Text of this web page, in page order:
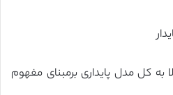
به کل مدل پایداری برمبنای مفهوم